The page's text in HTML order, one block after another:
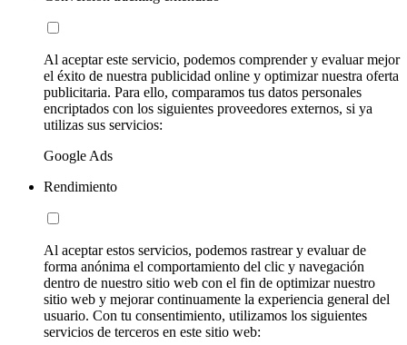
Al aceptar este servicio, podemos comprender y evaluar mejor
el éxito de nuestra publicidad online y optimizar nuestra oferta
publicitaria. Para ello, comparamos tus datos personales
encriptados con los siguientes proveedores externos, si ya
utilizas sus servicios:
Google Ads
Rendimiento
Al aceptar estos servicios, podemos rastrear y evaluar de
forma anónima el comportamiento del clic y navegación
dentro de nuestro sitio web con el fin de optimizar nuestro
sitio web y mejorar continuamente la experiencia general del
usuario. Con tu consentimiento, utilizamos los siguientes
servicios de terceros en este sitio web: